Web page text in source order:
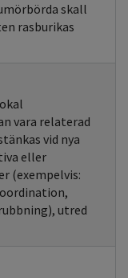
skall
rasburikas
vara relaterad
vid nya
eller
(exempelvis:
utred